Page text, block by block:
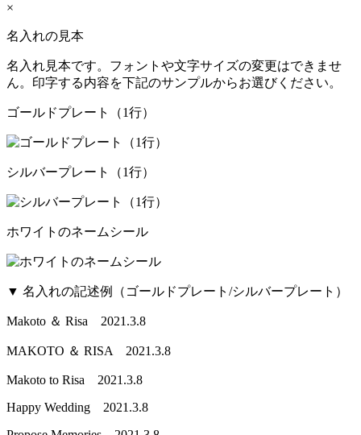
×
名入れの見本
名入れ見本です。フォントや文字サイズの変更はできませ
ん。印字する内容を下記のサンプルからお選びください。
ゴールドプレート（1行）
シルバープレート（1行）
ホワイトのネームシール
▼ 名入れの記述例（ゴールドプレート/シルバープレート）
Makoto ＆ Risa 2021.3.8
MAKOTO ＆ RISA 2021.3.8
Makoto to Risa 2021.3.8
Happy Wedding 2021.3.8